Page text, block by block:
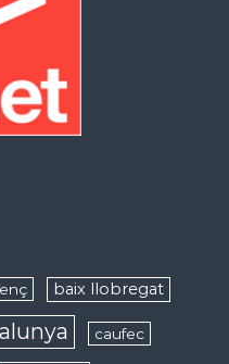
baix llobregat
caufec